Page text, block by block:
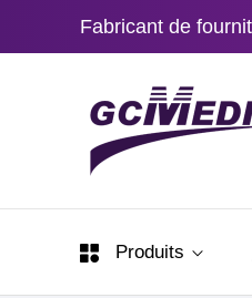
Fabricant de
Produits